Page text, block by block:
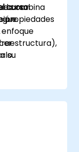
con
propiedades
su
combina
curso